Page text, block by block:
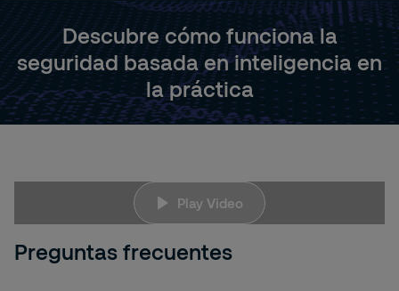
Descubre cómo funciona la
seguridad basada en inteligencia en
la práctica
Play Video
Preguntas frecuentes